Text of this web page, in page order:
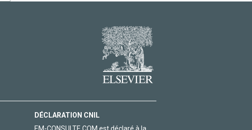
DÉCLARATION CNIL